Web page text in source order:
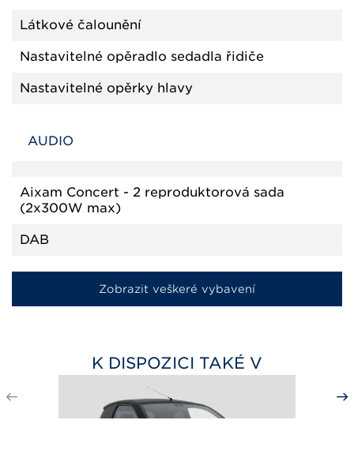
Látkové čalounění
Nastavitelné opěradlo sedadla řidiče
Nastavitelné opěrky hlavy
AUDIO
Aixam Concert - 2 reproduktorová sada
(2x300W max)
DAB
Zobrazit veškeré vybavení
K DISPOZICI TAKÉ V